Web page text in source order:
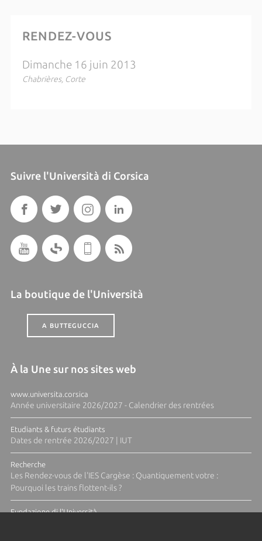
RENDEZ-VOUS
Dimanche 16 juin 2013
Chabrières, Corte
Suivre l'Università di Corsica
La boutique de l'Università
A BUTTEGUCCIA
À la Une sur nos sites web
www.universita.corsica
Année universitaire 2026/2027 - Calendrier des rentrées
Etudiants & futurs étudiants
Dates de rentrée 2026/2027 | IUT
Recherche
Les Rendez-vous de l'IES Cargèse : Quantiquement votre :
Pourquoi les trains flottent-ils ?
Fundazione di l'Università